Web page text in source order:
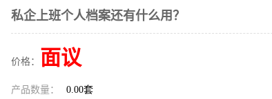
私企上班个人档案还有什么用？
价格： 面议
产品数量： 0.00套